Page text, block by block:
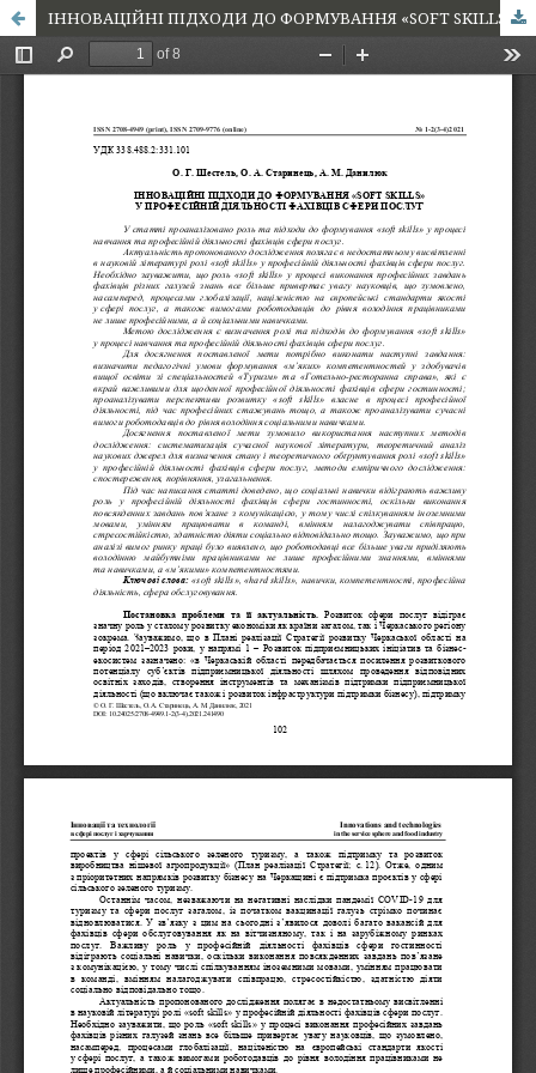
ІННОВАЦІЙНІ ПІДХОДИ ДО ФОРМУВАННЯ «SOFT SKILLS» У ПРОФЕСІЙНІЙ ДІЯЛЬНОСТІ ФАХІВЦІВ СФЕРИ ПОСЛУГ